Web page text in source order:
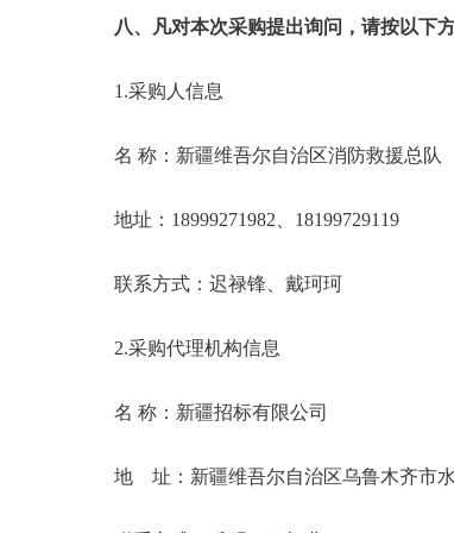
八、凡对本次采购提出询问，请按以下方
1.采购人信息
名 称：新疆维吾尔自治区消防
地址：18999271982、
联系方式：迟禄锋、戴珂珂
2.采购代理机构信息
名 称：新疆招标有
地 址：新疆维吾尔自治区